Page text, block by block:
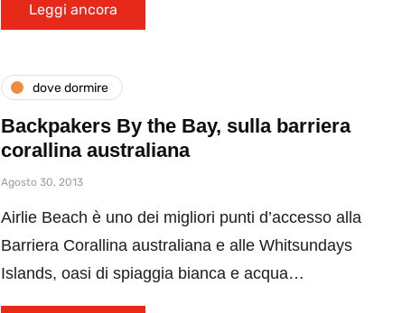
Leggi ancora
dove dormire
Backpakers By the Bay, sulla barriera
corallina australiana
Agosto 30, 2013
Airlie Beach è uno dei migliori punti d’accesso alla
Barriera Corallina australiana e alle Whitsundays
Islands, oasi di spiaggia bianca e acqua…